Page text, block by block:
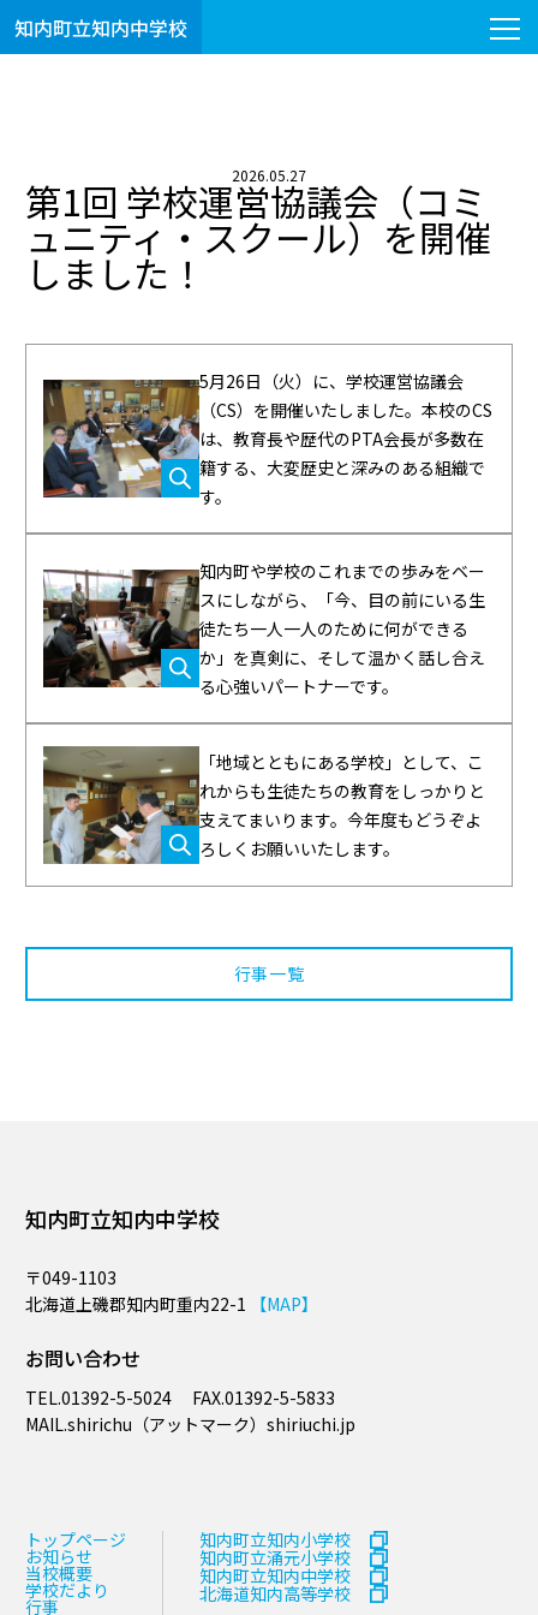
知内町立知内中学校
2026.05.27
第1回 学校運営協議会（コミ
ュニティ・スクール）を開催
しました！
5月26日（火）に、学校運営協議会
（CS）を開催いたしました。本校のCS
は、教育長や歴代のPTA会長が多数在
籍する、大変歴史と深みのある組織で
す。
知内町や学校のこれまでの歩みをベー
スにしながら、「今、目の前にいる生
徒たち一人一人のために何ができる
か」を真剣に、そして温かく話し合え
る心強いパートナーです。
「地域とともにある学校」として、こ
れからも生徒たちの教育をしっかりと
支えてまいります。今年度もどうぞよ
ろしくお願いいたします。
行事一覧
知内町立知内中学校
〒049-1103
北海道上磯郡知内町重内22-1
【MAP】
お問い合わせ
TEL.01392-5-5024 FAX.01392-5-5833
MAIL.​shirichu（アットマーク）shiriuchi.jp
トップページ
お知らせ
当校概要
学校だより
行事
知内町立知内小学校
知内町立涌元小学校
知内町立知内中学校
北海道知内高等学校